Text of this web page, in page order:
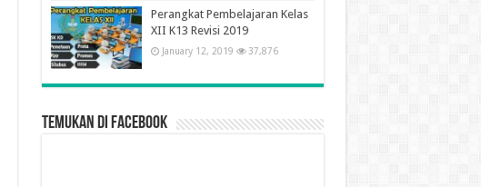
Perangkat Pembelajaran Kelas
XII K13 Revisi 2019
January 12, 2019 37,876
Temukan di Facebook